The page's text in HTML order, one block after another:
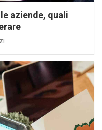
aziende, quali